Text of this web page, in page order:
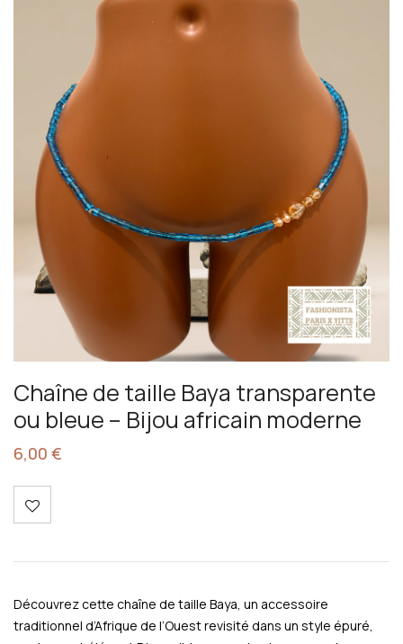
Chaîne de taille Baya transparente
ou bleue – Bijou africain moderne
6,00 €
Découvrez cette chaîne de taille Baya, un accessoire
traditionnel d’Afrique de l’Ouest revisité dans un style épuré,